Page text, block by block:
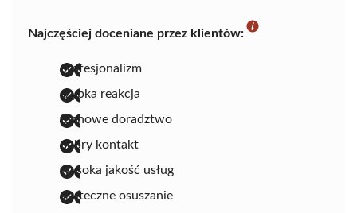
Najczęściej doceniane przez klientów:
profesjonalizm
szybka reakcja
fachowe doradztwo
dobry kontakt
wysoka jakość usług
skuteczne osuszanie